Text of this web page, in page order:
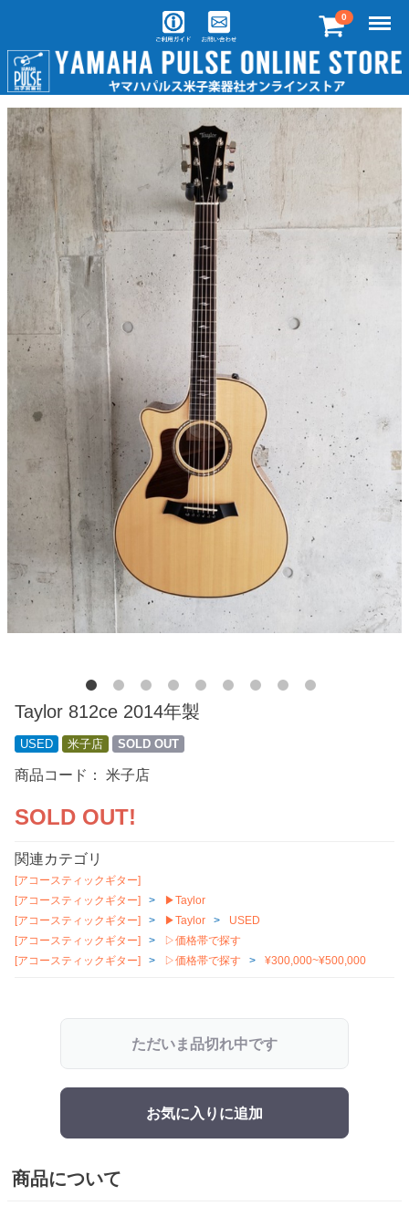
0 Menu
Taylor 812ce 2014年製
USED 米子店 SOLD OUT
商品コード： 米子店
SOLD OUT!
関連カテゴリ
[アコースティックギター]
[アコースティックギター]
▶Taylor
[アコースティックギター]
▶Taylor
USED
[アコースティックギター]
▷価格帯で探す
[アコースティックギター]
▷価格帯で探す ¥300,000~¥500,000
ただいま品切れ中です
お気に入りに追加
商品について